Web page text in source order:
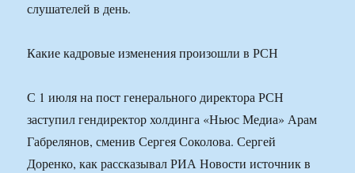
слушателей в день.
Какие кадровые изменения произошли в РСН
С 1 июля на пост генерального директора РСН
заступил гендиректор холдинга «Ньюс Медиа» Арам
Габрелянов, сменив Сергея Соколова. Сергей
Доренко, как рассказывал РИА Новости источник в